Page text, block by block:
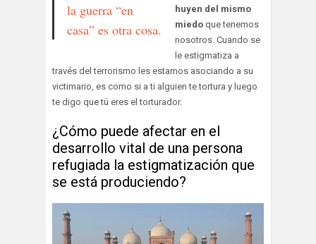
la guerra “en
casa” es otra cosa.
huyen del mismo
miedo que tenemos
nosotros. Cuando se
le estigmatiza a
través del terrorismo les estamos asociando a su
victimario, es como si a ti alguien te tortura y luego
te digo que tú eres el torturador.
¿Cómo puede afectar en el
desarrollo vital de una persona
refugiada la estigmatización que
se está produciendo?